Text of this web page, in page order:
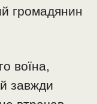
громадянин
воїна,
завжди